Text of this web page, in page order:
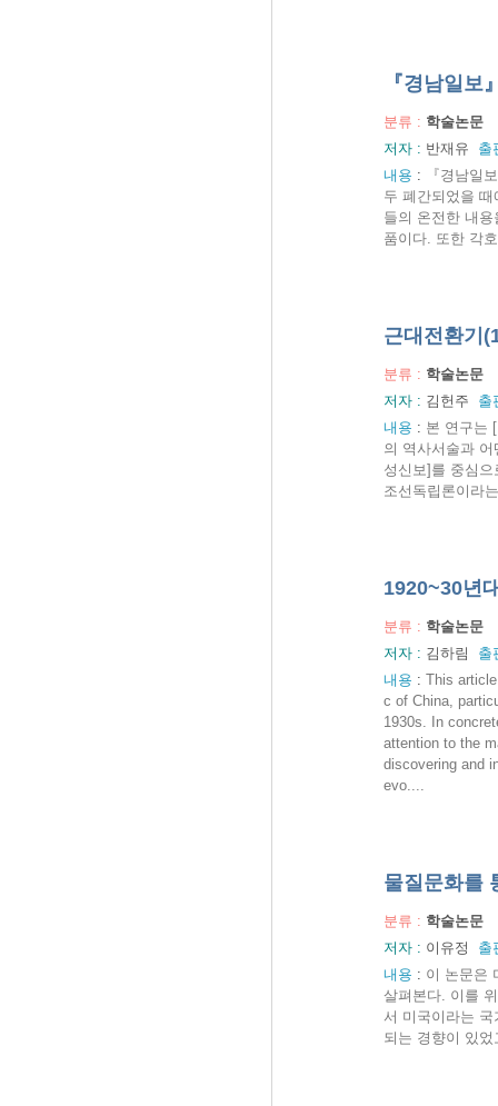
『경남일
분류 : 학술논문
저자 : 반재유
출
내용 :
『경남일
두 폐간되었을
들의 온전한 내
품이다. 또한 각
근대전환기
분류 : 학술논문
저자 : 김헌주
출
내용 : 본 연구는
의 역사서술과
성신보]를 중심
조선독립론이라
1920~30년
분류 : 학술논문
저자 : 김하림
출
내용 : This
c of China,
1930s. In
attention to the
discovering and
evo....
물질문화를
분류 : 학술논문
저자 : 이유정
출
내용 : 이 논문은
살펴본다. 이를
서 미국이라는
되는 경향이 있